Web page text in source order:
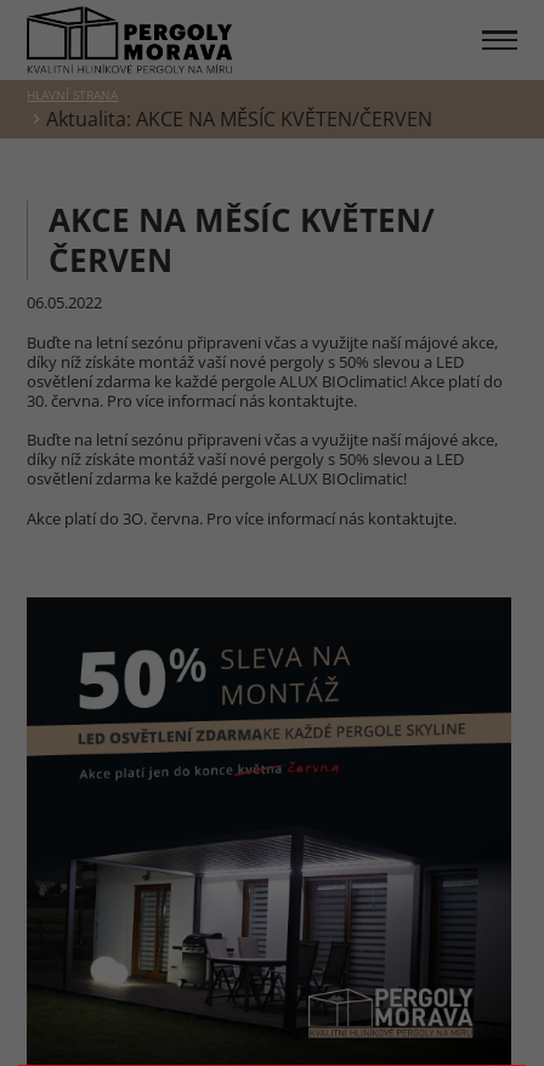
HLAVNÍ STRANA
Aktualita: AKCE NA MĚSÍC KVĚTEN/ČERVEN
AKCE NA MĚSÍC KVĚTEN/
ČERVEN
06.05.2022
Buďte na letní sezónu připraveni včas a využijte naší májové akce,
díky níž získáte montáž vaší nové pergoly s 50% slevou a LED
osvětlení zdarma ke každé pergole ALUX BIOclimatic! Akce platí do
30. června. Pro více informací nás kontaktujte.
Buďte na letní sezónu připraveni včas a využijte naší májové akce,
díky níž získáte montáž vaší nové pergoly s 50% slevou a LED
osvětlení zdarma ke každé pergole ALUX BIOclimatic!
Akce platí do 3O. června. Pro více informací nás kontaktujte.